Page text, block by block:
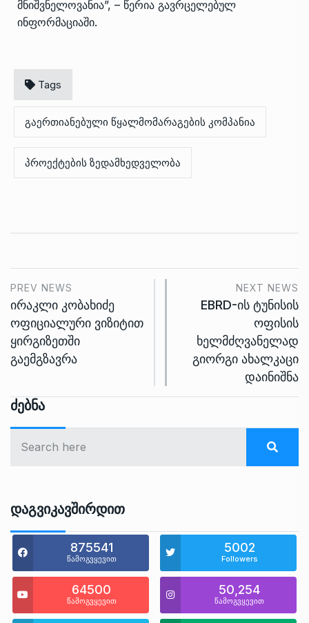
მნიშვნელოვანია”, – წერია გავრცელებულ
ინფორმაციაში.
Tags
გაერთიანებული წყალმომარაგების კომპანია
პროექტების ზედამხედველობა
PREV NEWS
ირაკლი კობახიძე
ოფიციალური ვიზიტით
ყირგიზეთში
გაემგზავრა
NEXT NEWS
EBRD-ის ტუნისის
ოფისის
ხელმძღვანელად
გიორგი ახალკაცი
დაინიშნა
Ძებნა
Დაგვიკავშირდით
875541
წამოგვყევით
5002
Followers
64500
წამოგვყევით
50,254
წამოგვყევით